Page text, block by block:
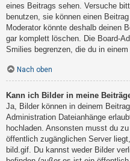
eines Beitrags sehen. Versuche
benutzen, sie können einen
Moderator könnte deshalb deinen
gar komplett löschen. Die Board-
Smilies begrenzen, die du in
Nach oben
Kann ich Bilder in meine
Ja, Bilder können in deinem
Administration Dateianhänge
hochladen. Ansonsten musst du
öffentlich zugänglichen Server
bild.gif. Du kannst weder Bilder